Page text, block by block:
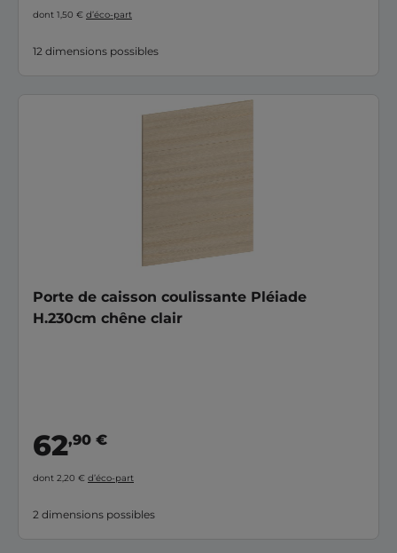
dont 1,50 € d’éco-part
12 dimensions possibles
Porte de caisson coulissante Pléiade
H.230cm chêne clair
62,90 €
dont 2,20 € d’éco-part
2 dimensions possibles